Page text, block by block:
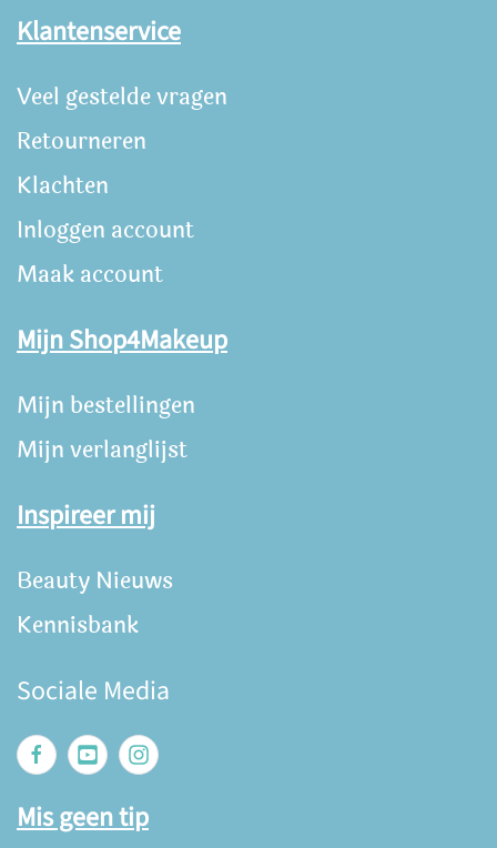
Klantenservice
Veel gestelde vragen
Retourneren
Klachten
Inloggen account
Maak account
Mijn Shop4Makeup
Mijn bestellingen
Mijn verlanglijst
Inspireer mij
Beauty Nieuws
Kennisbank
Sociale Media
Mis geen tip